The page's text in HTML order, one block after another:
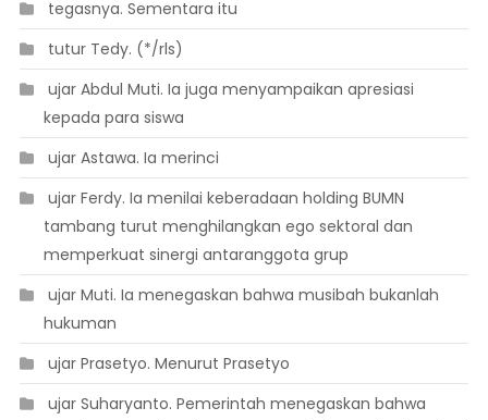
 tegasnya. Sementara itu
 tutur Tedy. (*/rls)
 ujar Abdul Muti. Ia juga menyampaikan apresiasi
kepada para siswa
 ujar Astawa. Ia merinci
 ujar Ferdy. Ia menilai keberadaan holding BUMN
tambang turut menghilangkan ego sektoral dan
memperkuat sinergi antaranggota grup
 ujar Muti. Ia menegaskan bahwa musibah bukanlah
hukuman
 ujar Prasetyo. Menurut Prasetyo
 ujar Suharyanto. Pemerintah menegaskan bahwa